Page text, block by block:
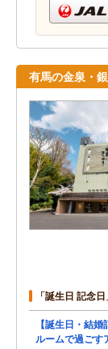
有馬の金泉・
「誕生日 記念
【誕生日・結
ルームで過ごす